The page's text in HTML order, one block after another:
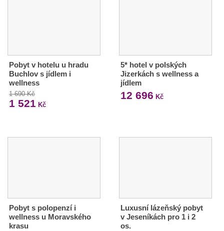
Pobyt v hotelu u hradu
Buchlov s jídlem i
wellness
1 690 Kč
1 521 Kč
5* hotel v polských
Jizerkách s wellness a
jídlem
12 696 Kč
Pobyt s polopenzí i
wellness u Moravského
krasu
Luxusní lázeňský pobyt
v Jeseníkách pro 1 i 2
os.